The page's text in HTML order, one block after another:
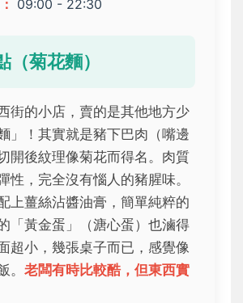
09:00 - 22:30
（菊花麵）
街的小店，賣的是其他地方少
」！其實就是豬下巴肉（嘴邊
開後紋理像菊花而得名。肉質
性，完全沒有惱人的豬腥味。
上薑絲沾醬油膏，簡單純粹的
「黃金蛋」（溏心蛋）也滷得
超小，幾張桌子而已，感覺像
。 老闆有時比較酷，但東西實